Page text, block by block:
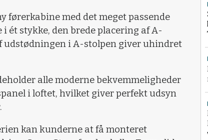
førerkabine med det meget passende
ét stykke, den brede placering af A-
udstødningen i A-stolpen giver uhindret
alle moderne bekvemmeligheder
i loftet, hvilket giver perfekt udsyn
kan kunderne at få monteret